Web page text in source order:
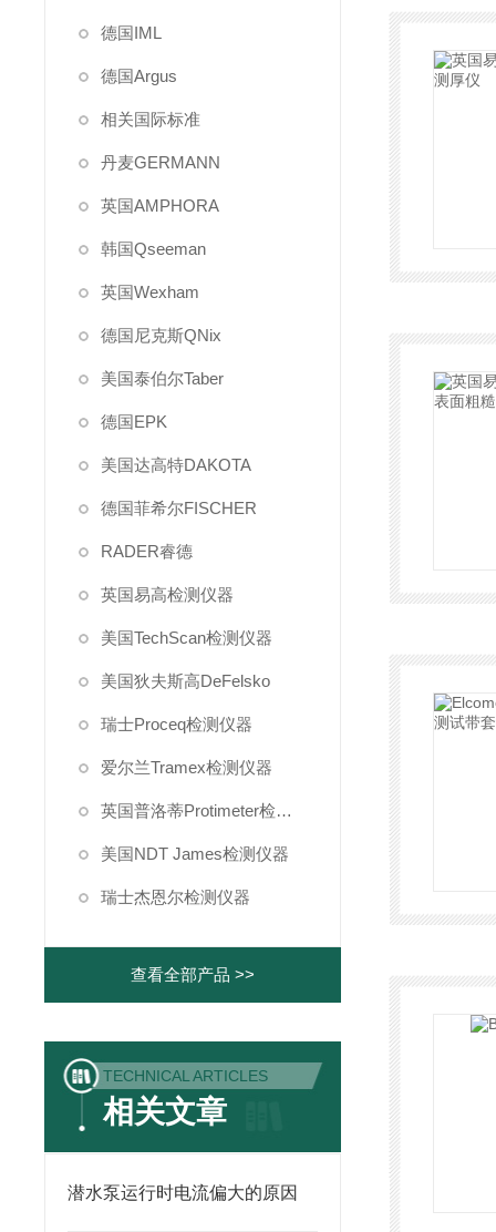
德国IML
德国Argus
相关国际标准
丹麦GERMANN
英国AMPHORA
韩国Qseeman
英国Wexham
德国尼克斯QNix
美国泰伯尔Taber
德国EPK
美国达高特DAKOTA
德国菲希尔FISCHER
RADER睿德
英国易高检测仪器
美国TechScan检测仪器
美国狄夫斯高DeFelsko
瑞士Proceq检测仪器
爱尔兰Tramex检测仪器
英国普洛蒂Protimeter检测仪器
美国NDT James检测仪器
瑞士杰恩尔检测仪器
查看全部产品 >>
TECHNICAL ARTICLES
相关文章
潜水泵运行时电流偏大的原因